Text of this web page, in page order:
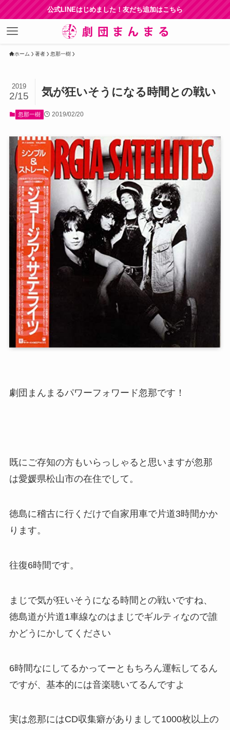
公式LINEはじめました！友だち追加はこちら
ホーム 著者 忽那一樹
気が狂いそうになる時間との戦い
2019
2/15
忽那一樹 2019/02/20
劇団まんまるパワーフォワード忽那です！
既にご存知の方もいらっしゃると思いますが忽那
は愛媛県松山市の在住でして。
徳島に稽古に行くだけで自家用車で片道3時間かか
ります。
往復6時間です。
まじで気が狂いそうになる時間との戦いですね、
徳島道が片道1車線なのはまじでギルティなので誰
かどうにかしてください
6時間なにしてるかってーともちろん運転してるん
ですが、基本的には音楽聴いてるんですよ
実は忽那にはCD収集癖がありまして1000枚以上の